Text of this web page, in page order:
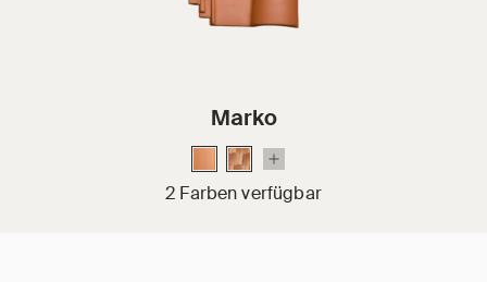
Marko
2 Farben verfügbar